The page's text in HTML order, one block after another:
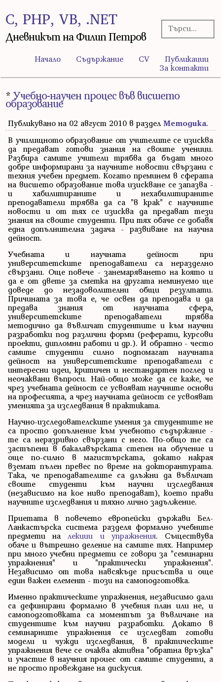
C, PHP, VB, .NET
Дневникът на Филип Петров
Начало Съдържание CV
Публикации
За контакти
* Учебно-научен процес във висшето
образование
Публикувано на 02 август 2010 в раздел Методика.
В училищното образование от учителите се изисква
да предават готови знания на своите ученици.
Разбира самите учители трябва да бъдат много
добре информирани за научните новости свързани с
техния учебен предмет. Когато преминем в сферата
на висшето образование това изискване се запазва -
и хабилитираните и нехабилитираните
преподаватели трябва да са "в крак" с научните
новости и от тях се изисква да предават тези
знания на своите студенти. При тях обаче се добавя
една допълнителна задача - развиване на научна
дейност.
Учебната и научната дейност при
университетските преподаватели са неразделно
свързани. Още повече - занемаряването на която и
да е от двете за сметка на другата неминуемо ще
доведе до незадоволителни общи резултати.
Причината за това е, че освен да преподава и да
предава знания от научната сфера,
университетските преподаватели трябва
методично да въвличат студентите и към научни
разработки под различни форми (реферати, курсови
проекти, дипломни работи и др.). И обратно - често
самите студенти силно подпомагат научната
дейност на университетските преподаватели с
интересни идеи, критичен и нестандартен поглед и
неочаквани въпроси. Най-общо може да се каже, че
чрез учебната дейност се усвояват научните основи
на професията, а чрез научната дейност се усвояват
уменията за изследвания в практиката.
Научно-изследователските умения за студентите не
са просто допълнение към учебното съдържание -
те са неразривно свързани с него. По-общо те са
застъпени в бакалавърската степен на обучение и
още по-силно в магистърската, докато накрая
вземат пълен превес по време на докторантурата.
Така, че преподавателите са длъжни да въвличат
своите студенти към научни изследвания
(независимо на кое ниво преподават), което прави
научните изследвания и тяхно лично задължение.
Приетата в повечето европейски държави Бел-
Ланкастърска система разделя формално учебните
предмети налекции и упражнения. Съществува
обаче и вътрешно деление на самите тях. Например
при много учебни предмети се говори за "семинарни
упражнения" и "практически упражнения".
Независимо от това навсякъде присъства и още
един важен елемент - този на самоподготовка.
Именно практическите упражнения, независимо дали
са дефинирани формално в учебния план или не, и
самоподготовката са моментът за въвличане на
студентите към научни разработки. Докато в
семинарните упражнения се изследват готови
модели и чужди изследвания, в практическите
упражнения вече се очаква активна "обратна връзка"
и участие в научния процес от самите студенти, а
не просто провеждане на дискусия.